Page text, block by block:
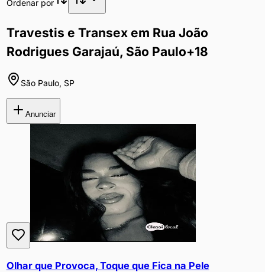
Ordenar por
Travestis e Transex em Rua João
Rodrigues Garajaú, São Paulo+18
São Paulo, SP
Anunciar
Olhar que Provoca, Toque que Fica na Pele